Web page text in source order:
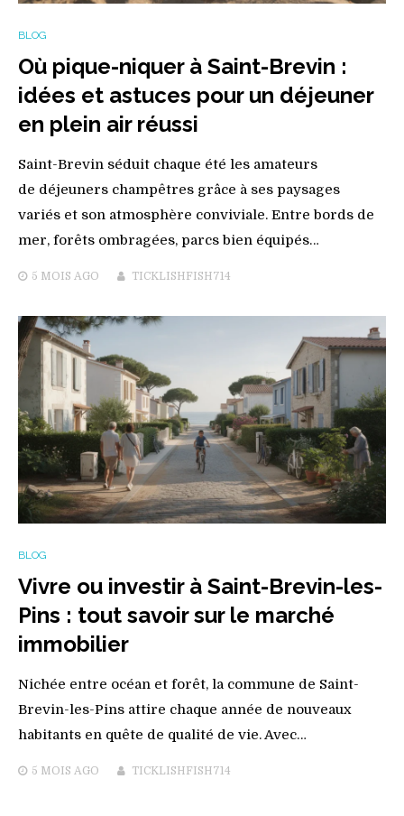
BLOG
Où pique-niquer à Saint-Brevin :
idées et astuces pour un déjeuner
en plein air réussi
Saint-Brevin séduit chaque été les amateurs
de déjeuners champêtres grâce à ses paysages
variés et son atmosphère conviviale. Entre bords de
mer, forêts ombragées, parcs bien équipés…
5 MOIS AGO TICKLISHFISH714
BLOG
Vivre ou investir à Saint-Brevin-les-
Pins : tout savoir sur le marché
immobilier
Nichée entre océan et forêt, la commune de Saint-
Brevin-les-Pins attire chaque année de nouveaux
habitants en quête de qualité de vie. Avec…
5 MOIS AGO TICKLISHFISH714